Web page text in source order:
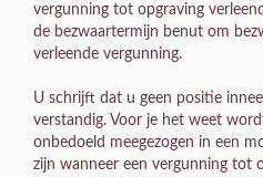
vergunning tot opgraving
de bezwaartermijn benut om
verleende vergunning.
U schrijft dat u geen positie
verstandig. Voor je het weet
onbedoeld meegezogen in een
zijn wanneer een vergunning tot